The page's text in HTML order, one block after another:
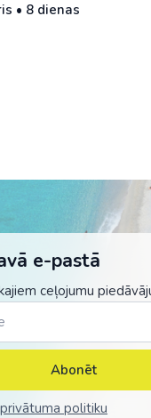
• 8 dienas
e-pastā
ceļojumu
Abonēt
privātuma politiku